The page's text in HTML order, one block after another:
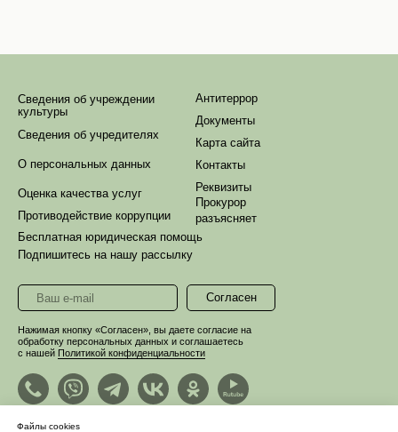
Нажимая кнопку «Согласен», вы даете согласие на
обработку персональных данных и соглашаетесь
с нашей Политикой конфиденциальности
Подпишитесь на нашу рассылку
Согласен
Реквизиты
Контакты
Карта сайта
Документы
Антитеррор
Противодействие коррупции
Оценка качества услуг
О персональных данных
Сведения об учредителях
Сведения об учреждении
культуры
Бесплатная юридическая помощь
Прокурор
разъясняет
Файлы cookies